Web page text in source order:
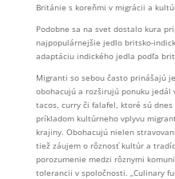
Británie s koreňmi v migrácii a
Podobne sa na svet dostalo kura
najpopulárnejšie jedlo britsko-
adaptáciu indického jedla podľa
Migranti so sebou často prinášajú
obohacujú a rozširujú ponuku jedál
tacos, curry či falafel, ktoré sú
príkladom kultúrneho vplyvu
krajiny. Obohacujú nielen
tiež záujem o rôznosť kultúr a
porozumenie medzi rôznymi
tolerancii v spoločnosti. „Culinary